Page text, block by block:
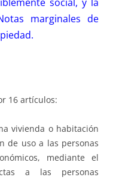
social, y la
marginales de
16 artículos:
vivienda o habitación
de uso a las personas
mediante el
a las personas